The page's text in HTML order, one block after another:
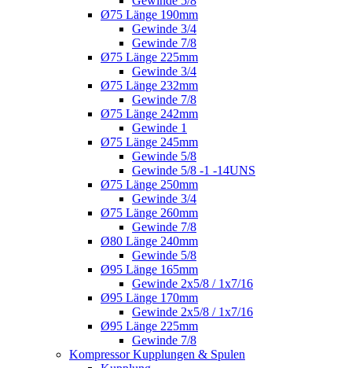
Ø75 Länge 190mm
Gewinde 3/4
Gewinde 7/8
Ø75 Länge 225mm
Gewinde 3/4
Ø75 Länge 232mm
Gewinde 7/8
Ø75 Länge 242mm
Gewinde 1
Ø75 Länge 245mm
Gewinde 5/8
Gewinde 5/8 -1 -14UNS
Ø75 Länge 250mm
Gewinde 3/4
Ø75 Länge 260mm
Gewinde 7/8
Ø80 Länge 240mm
Gewinde 5/8
Ø95 Länge 165mm
Gewinde 2x5/8 / 1x7/16
Ø95 Länge 170mm
Gewinde 2x5/8 / 1x7/16
Ø95 Länge 225mm
Gewinde 7/8
Kompressor Kupplungen & Spulen